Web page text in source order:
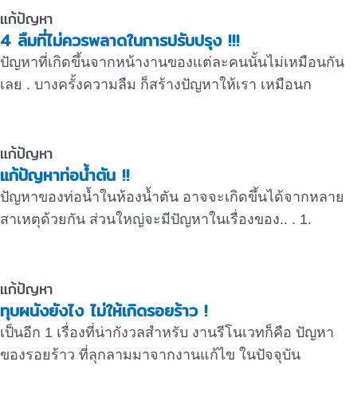
แก้ปัญหา
4 ลืมที่ไม่ควรพลาดในการปรับปรุง !!!
ปัญหาที่เกิดขึ้นจากหน้างานของแต่ละคนนั้นไม่เหมือนกัน
เลย . บางครั้งความลืม ก็สร้างปัญหาให้เรา เหมือนก
แก้ปัญหา
แก้ปัญหาท่อน้ำตัน !!
ปัญหาของท่อน้ำในห้องน้ำตัน อาจจะเกิดขึ้นได้จากหลาย
สาเหตุด้วยกัน ส่วนใหญ่จะมีปัญหาในเรื่องของ.. . 1.
แก้ปัญหา
ทุบผนังยังไง ไม่ให้เกิดรอยร้าว !
เป็นอีก 1 เรื่องที่น่ากังวลสำหรับ งานรีโนเวทก็คือ ปัญหา
ของรอยร้าว ที่ลุกลามมาจากงานแก้ไข ในปัจจุบัน